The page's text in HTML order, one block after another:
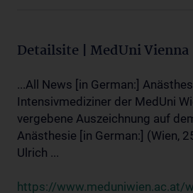
Detailsite | MedUni Vienna
...All News [in German:]
Intensivmediziner der MedUni
vergebene Auszeichnung auf
Anästhesie [in German:] (Wien,
Ulrich ...
https://www.meduniwien.ac.at/